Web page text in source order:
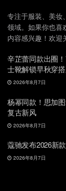
专注于服装、美妆
领域。如果你也喜
内容感兴趣！欢迎
辛芷蕾同款出圈
士靴解锁早秋穿
2026年8月7日
杨幂同款！思加
复古新风
2026年8月7日
蔻驰发布2026新
2026年8月7日